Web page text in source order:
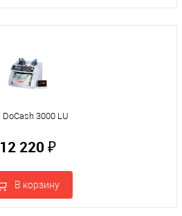
DoCash 3000 LU
12 220 ₽
В корзину